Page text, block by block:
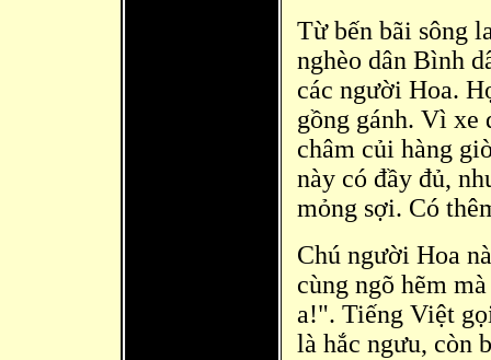
Từ bến bãi sông
nghèo dân Bình
các người Hoa.
gồng gánh. Vì xe
châm củi hàng
này có đầy đủ,
mỏng sợi. Có thê
Chú người Hoa
cùng ngõ hẽm
a!". Tiếng Việt
là hắc ngưu, còn